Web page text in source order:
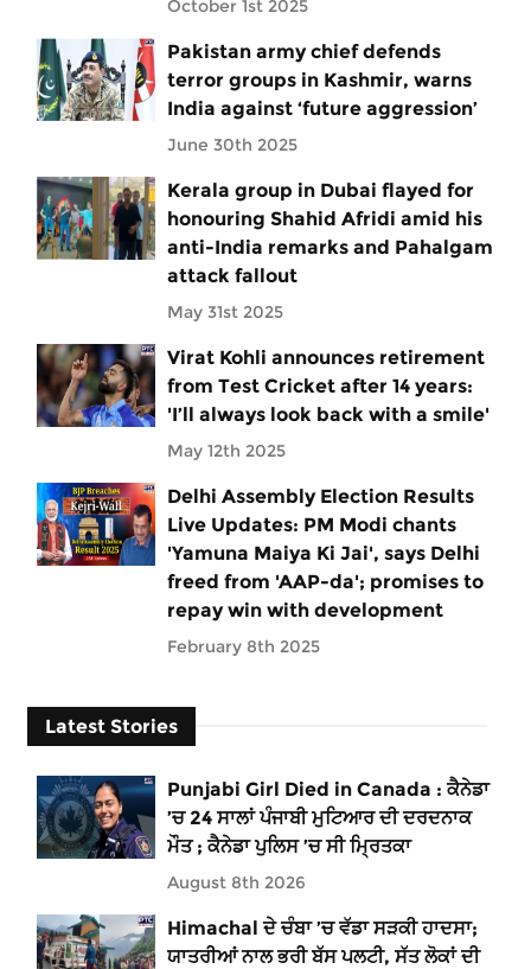
October 1st 2025
Pakistan army chief defends
terror groups in Kashmir, warns
India against ‘future aggression’
June 30th 2025
Kerala group in Dubai flayed for
honouring Shahid Afridi amid his
anti-India remarks and Pahalgam
attack fallout
May 31st 2025
Virat Kohli announces retirement
from Test Cricket after 14 years:
'I’ll always look back with a smile'
May 12th 2025
Delhi Assembly Election Results
Live Updates: PM Modi chants
'Yamuna Maiya Ki Jai', says Delhi
freed from 'AAP-da'; promises to
repay win with development
February 8th 2025
Latest Stories
Punjabi Girl Died in Canada : ਕੈਨੇਡਾ
’ਚ 24 ਸਾਲਾਂ ਪੰਜਾਬੀ ਮੁਟਿਆਰ ਦੀ ਦਰਦਨਾਕ
ਮੌਤ ; ਕੈਨੇਡਾ ਪੁਲਿਸ ’ਚ ਸੀ ਮ੍ਰਿਤਕਾ
August 8th 2026
Himachal ਦੇ ਚੰਬਾ ’ਚ ਵੱਡਾ ਸੜਕੀ ਹਾਦਸਾ;
ਯਾਤਰੀਆਂ ਨਾਲ ਭਰੀ ਬੱਸ ਪਲਟੀ, ਸੱਤ ਲੋਕਾਂ ਦੀ